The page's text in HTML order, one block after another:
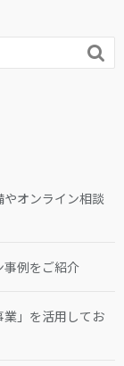

オンライン相談
事例をご紹介
業」を活用してお